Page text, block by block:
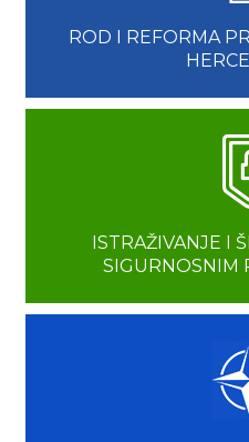
ROD I REFORMA
ISTRAŽIVANJE I
SIGURNOSNIM